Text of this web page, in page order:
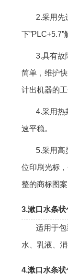
2.采用先
下”PLC+5.7”
3.具有故
简单，维护
计出机器的工
4.采用热
速平稳。
5.采用高
位印刷光标
整的商标图案
3.漱口水条状
适用于
水、乳液、
4.漱口水条状